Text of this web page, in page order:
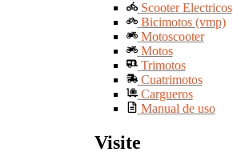
Scooter Electricos
Bicimotos (vmp)
Motoscooter
Motos
Trimotos
Cuatrimotos
Cargueros
Manual de uso
Visite